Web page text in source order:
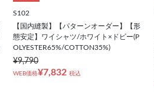
S102
【国内縫製】【パターンオーダー】【形
態安定】ワイシャツ/ホワイト×ドビー(P
OLYESTER65%/COTTON35%)
¥9,790
WEB価格¥7,832 税込